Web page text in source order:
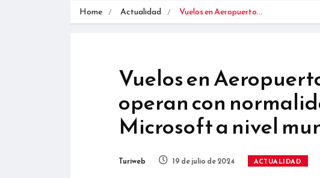
Home Actualidad Vuelos en Aeropuerto…
Vuelos en
operan con
Microsoft a nivel
Turiweb 19 de julio de 2024 ACTUALIDAD